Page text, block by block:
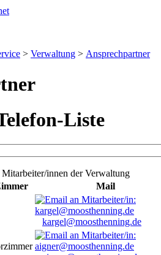
> Verwaltung > Ansprechpartner
Liste
innen der Verwaltung
Mail
kargel@moosthenning.de